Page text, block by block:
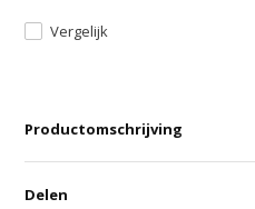
Vergelijk
Productomschrijving
Delen